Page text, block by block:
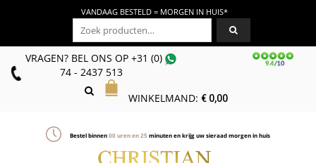
VANDAAG BESTELD = MORGEN IN HUIS*
Zoeken naar:
VRAGEN? BEL ONS OP+31 (0)
74 - 2437 513
WINKELMAND: €0,00
Bestel binnen00uren en25 minuten en krijg uw sieraad morgen in huis